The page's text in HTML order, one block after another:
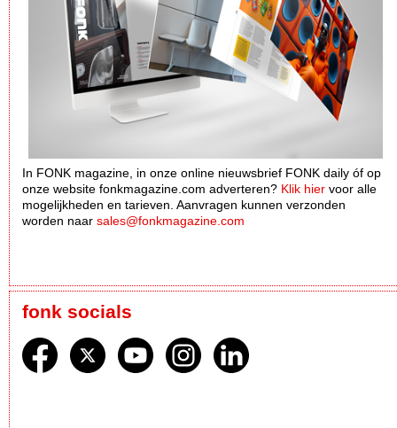
In FONK magazine, in onze online nieuwsbrief FONK daily óf op
onze website fonkmagazine.com adverteren? Klik hier voor alle
mogelijkheden en tarieven. Aanvragen kunnen verzonden
worden naar sales@fonkmagazine.com
fonk socials